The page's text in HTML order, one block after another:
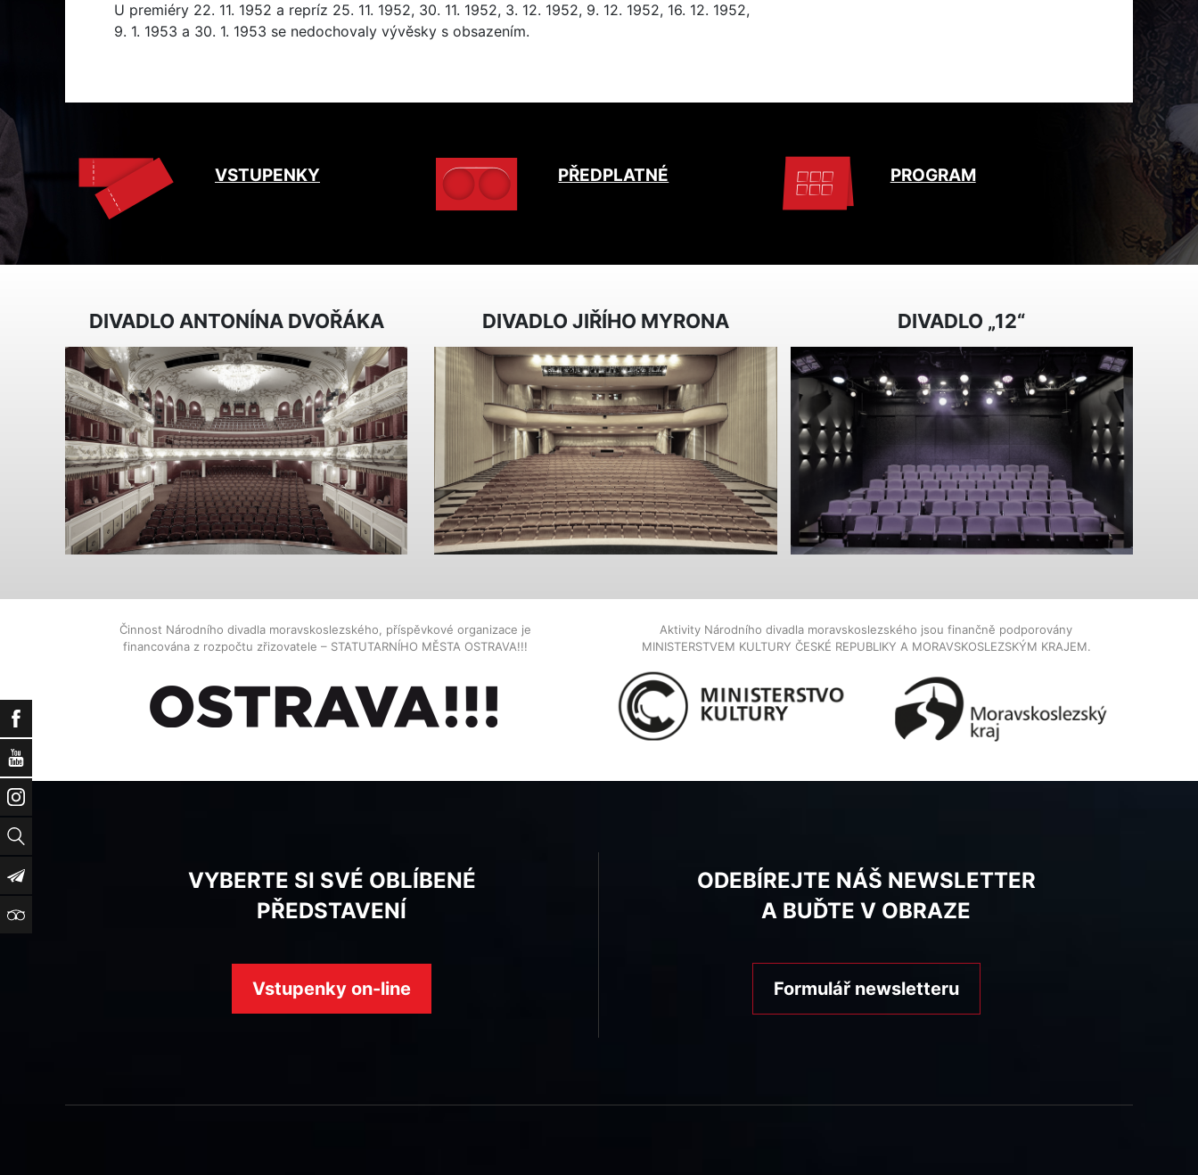
Facebook
YouTube
Instagram
Vyhledat
Newsletter
TripAdvisor
U premiéry 22. 11. 1952 a repríz 25. 11. 1952, 30. 11. 1952, 3. 12. 1952, 9. 12. 1952, 16. 12. 1952,
9. 1. 1953 a 30. 1. 1953 se nedochovaly vývěsky s obsazením.
VSTUPENKY PŘEDPLATNÉ PROGRAM
DIVADLO ANTONÍNA DVOŘÁKA DIVADLO JIŘÍHO MYRONA DIVADLO „12“
Činnost Národního divadla moravskoslezského, příspěvkové organizace je
financována z rozpočtu zřizovatele – STATUTARNÍHO MĚSTA OSTRAVA!!!
Aktivity Národního divadla moravskoslezského jsou finančně podporovány
MINISTERSTVEM KULTURY ČESKÉ REPUBLIKY A MORAVSKOSLEZSKÝM KRAJEM.
VYBERTE SI SVÉ OBLÍBENÉ
PŘEDSTAVENÍ
Vstupenky on-line
ODEBÍREJTE NÁŠ NEWSLETTER
A BUĎTE V OBRAZE
Formulář newsletteru